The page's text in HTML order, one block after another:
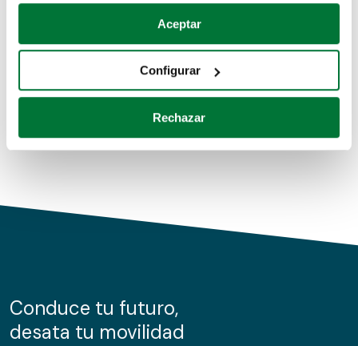
Si lo permite, también quisiéramos:
Recopilar información sobre su ubicación geográfica
Identificar su dispositivo analizándolo activamente
para buscar características específicas (huellas
Obtenga más información sobre cómo se procesan sus
de cookies.
información sobre el uso que haga del sitio web con
nuestros partners de redes sociales, publicidad y análisis
Aceptar
Configurar
Rechazar
Coches de segunda mano
Coches de km0
Conduce tu futuro,
desata tu movilidad